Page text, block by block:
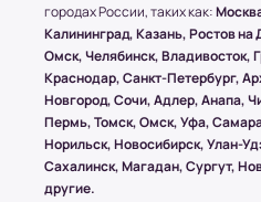
Условия оплаты в
супермаркете Board-
Наличный расчет
Клиент может оплатить
товара от курьера. По
высылается онлайн-чек
городах России, таких как:
Калининград, Казань, Ростов на
Омск, Челябинск, Владивосток,
Краснодар, Санкт-Петербург,
Новгород, Сочи, Адлер, Анапа,
Пермь, Томск, Омск, Уфа,
Норильск, Новосибирск, Улан-
Сахалинск, Магадан, Сургут,
другие.